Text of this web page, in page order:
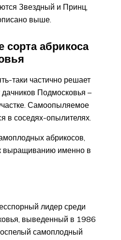
Звездный и Принц,
выше.
абрикоса
таки частично решает
Подмосковья –
Самоопыляемое
в соседях-опылителях.
абрикосов,
выращиванию именно в
лидер среди
выведенный в 1986
самоплодный